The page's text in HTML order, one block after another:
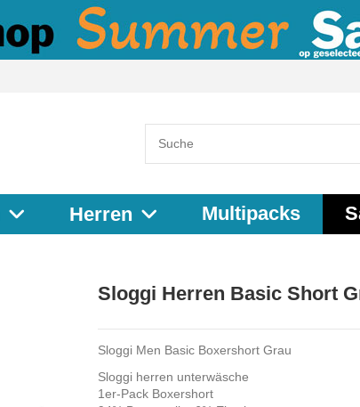
Herren Multipacks
Sloggi Herren Basic Short
Sloggi Men Basic Boxershort Grau
Sloggi herren unterwäsche
1er-Pack Boxershort